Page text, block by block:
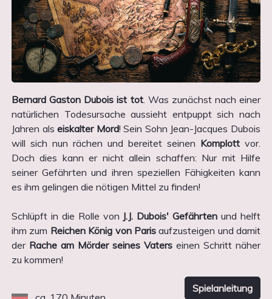
Bernard Gaston Dubois ist tot. Was zunächst nach einer
natürlichen Todesursache aussieht entpuppt sich nach
Jahren alseiskalter Mord! Sein Sohn Jean-Jacques Dubois
will sich nun rächen und bereitet seinen Komplott vor.
Doch dies kann er nicht allein schaffen: Nur mit Hilfe
seiner Gefährten und ihren speziellen Fähigkeiten kann
es ihm gelingen die nötigen Mittel zu finden!
Schlüpft in die Rolle von J.J. Dubois' Gefährten und helft
ihm zum Reichen König von Parisaufzusteigen und damit
der Rache am Mörder seines Vaters einen Schritt näher
zu kommen!
Spielanleitung